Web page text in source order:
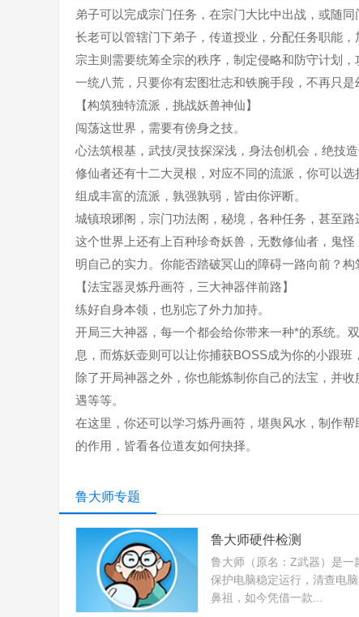
弟子可以完成宗门任务，在宗门大比中出战，或随
长老可以管辖门下弟子，传道授业，分配任务职能
宗主则需要统筹全宗的秩序，制定侵略和防守计划
一统八荒，只要你有宏图壮志和铁腕手段，不再只是
【构筑独特流派，挑战妖兽神仙】
闯荡这世界，需要有傍身之技。
心法筑根基，武技/灵技探深浅，身法创机会，绝技
修仙者还有十二大灵根，对应不同的流派，你可以
组成丰富的流派，孰强孰弱，皆由你评断。
城镇琅琊阁，宗门功法阁，秘境，各种任务，甚至
这个世界上还有上百种珍奇妖兽，无数修仙者，鬼
明自己的实力。你能否踏破冥山的障碍一路向前？
【法宝器灵炼丹画符，三大神器伴前路】
练好自身本领，也别忘了外力加持。
开局三大神器，每一个都会给你带来一种*的系统。
息，而炼妖壶则可以让你捕获BOSS成为你的小跟班
除了开局神器之外，你也能炼制你自己的法宝，并
遇等等。
在这里，你还可以学习炼丹画符，堪舆风水，制作
的作用，皆看各位道友如何抉择。
鲁大师专题
鲁大师硬件检测
鲁大师（原名：Z武器）是一
保护电脑稳定运行，清查电
鼻祖，如今凭借一款...